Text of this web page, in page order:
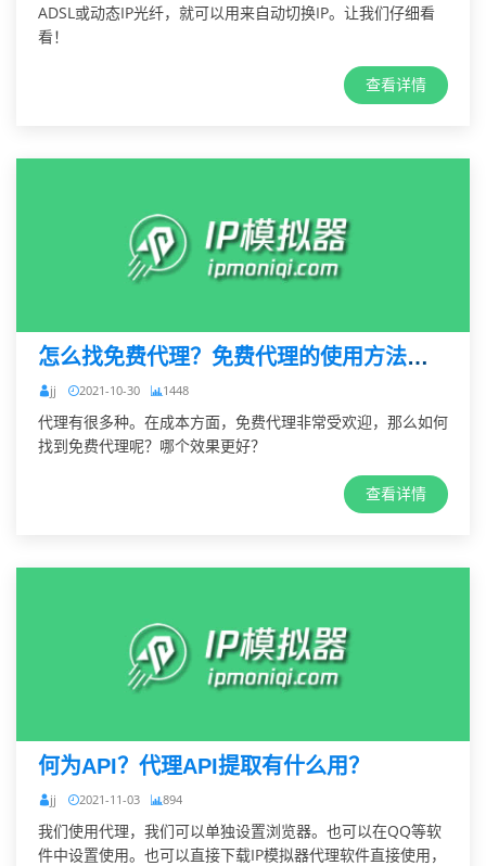
ADSL或动态IP光纤，就可以用来自动切换IP。让我们仔细看
看！
查看详情
怎么找免费代理？免费代理的使用方法分享
jj 2021-10-30 1448
代理有很多种。在成本方面，免费代理非常受欢迎，那么如何
找到免费代理呢？哪个效果更好？
查看详情
何为API？代理API提取有什么用？
jj 2021-11-03 894
我们使用代理，我们可以单独设置浏览器。也可以在QQ等软
件中设置使用。也可以直接下载IP模拟器代理软件直接使用，